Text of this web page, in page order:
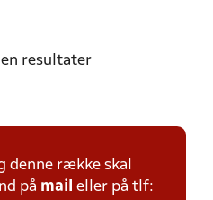
resultater
denne række skal
på mail eller på tlf: